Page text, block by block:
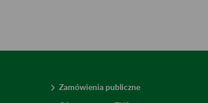
Zamówienia publiczne